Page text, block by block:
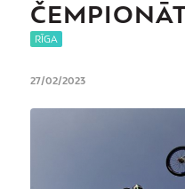
RĪGA
27/02/2023